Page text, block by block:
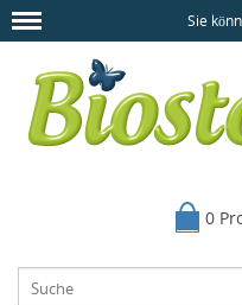
Sie
0